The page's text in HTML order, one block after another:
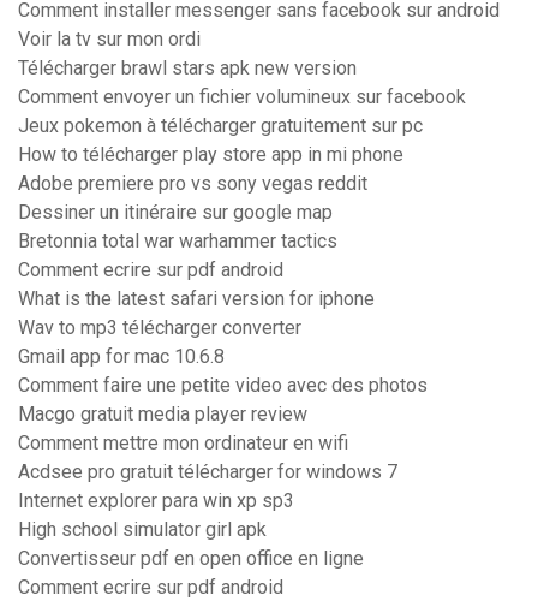
Comment installer messenger sans facebook sur android
Voir la tv sur mon ordi
Télécharger brawl stars apk new version
Comment envoyer un fichier volumineux sur facebook
Jeux pokemon à télécharger gratuitement sur pc
How to télécharger play store app in mi phone
Adobe premiere pro vs sony vegas reddit
Dessiner un itinéraire sur google map
Bretonnia total war warhammer tactics
Comment ecrire sur pdf android
What is the latest safari version for iphone
Wav to mp3 télécharger converter
Gmail app for mac 10.6.8
Comment faire une petite video avec des photos
Macgo gratuit media player review
Comment mettre mon ordinateur en wifi
Acdsee pro gratuit télécharger for windows 7
Internet explorer para win xp sp3
High school simulator girl apk
Convertisseur pdf en open office en ligne
Comment ecrire sur pdf android